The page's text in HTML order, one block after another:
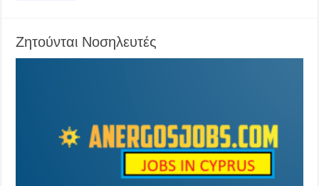
Ζητούνται Νοσηλευτές